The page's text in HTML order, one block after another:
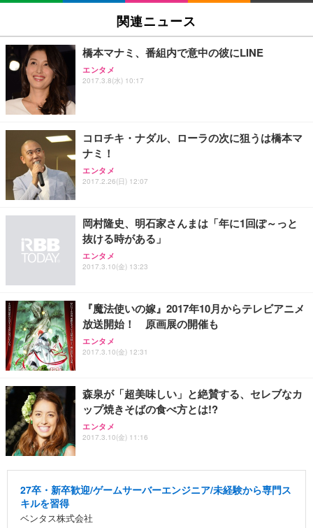
SIHOO B100 オフィスチェア／デスクチェア メッシ
ュチェア 人間工学 疲れない ブラック
￥27,999
Sezlife オフィスチェア デスクチェア 疲れない テレ
務用 おしゃれ パソコンチェア (ブラック)
Sezlife オフィスチェア デスクチェア 疲れない テレ
ワーク チェア 強化バックレスト 30度ロッキング機
能 人間工学 椅子 腰サポート 90度跳ね上げ式アーム
務用 おしゃれ パソコンチェア (ホワイト)
ANDWINT オフィスチェア デスクチェア 肘なし メ
ッシュ 通気性 ランバーサポート付き 腰サポート ガ
ス圧無段階昇降 360度回転 キャスター付き コンパク
￥109,572
【純正品】27"ゲーミングモニター DualSense 充電
【整備済み品】Dell E2724HS 27インチ 液晶モニタ
ー フルHD（1920×1080）VA 非光沢 HDMI/DisplayP
ort/VGA スピーカー内蔵 高さ調整 スイベル VESA対
【MiniLED/24.5inch/280Hz/FHD】GRAPHT THE S
HOOTER Gaming Monitor 24” Essential ゲーミン
グモニター QD 24.5インチ 1ms FHD 量子ドット 残
Amazonベーシック ペットシーツ 厚型 ワイド 42枚
x2袋(84枚) ホワイト(吸収面:ライトブルー)
￥3,234
ネオ・ルーライフ ネオ・オムツ L 中型犬用 26枚入
Smart Basic(スマートベーシック) 【Amazon.co.jp
限定】 Smart Basic アイリスオーヤマ ペットシーツ
超厚型 お徳用 ワイド 100枚入 (x 1) (ケース販売)
アイリスオーヤマ ペットシーツ 超厚型 お徳用 レギ
ュラー 200枚入【Amazon.co.jp限定】
関連ニュース
橋本マナミ、番組内で意中の彼にLINE
エンタメ
2017.3.8(水) 10:17
コロチキ・ナダル、ローラの次に狙うは橋本マ
ナミ！
エンタメ
2017.2.26(日) 12:07
岡村隆史、明石家さんまは「年に1回ぽ～っと
抜ける時がある」
エンタメ
2017.3.10(金) 13:23
『魔法使いの嫁』2017年10月からテレビアニメ
放送開始！ 原画展の開催も
エンタメ
2017.3.10(金) 12:31
森泉が「超美味しい」と絶賛する、セレブなカ
ップ焼きそばの食べ方とは!?
エンタメ
2017.3.10(金) 11:16
27卒・新卒歓迎/ゲームサーバーエンジニア/未経験から専門ス
キルを習得
ベンタス株式会社